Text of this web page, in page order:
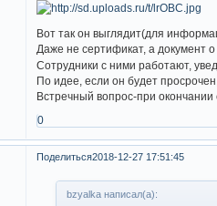
Вот так он выглядит(для
Даже не сертификат, а документ
Сотрудники с ними работают,
По идее, если он будет
Встречный вопрос-при окончании
0
Поделиться2018-12-27 17:51:45
bzyalka написал(а):